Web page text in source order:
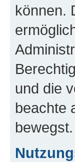
können.
und die
beachte
bewegst.